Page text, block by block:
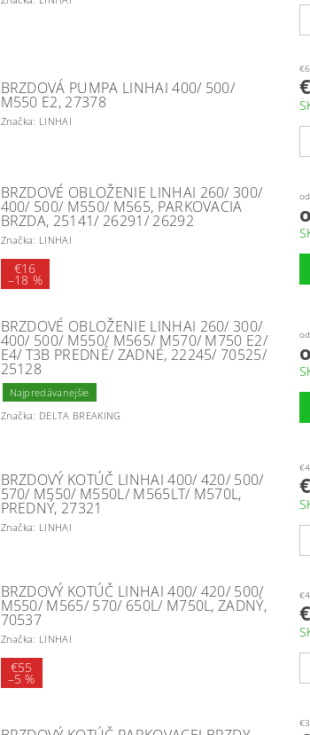
BRZDOVÁ PUMPA LINHAI 400/ 500/
M550 E2, 27378
Značka: LINHAI
BRZDOVÉ OBLOŽENIE LINHAI 260/ 300/
400/ 500/ M550/ M565, PARKOVACIA
BRZDA, 25141/ 26291/ 26292
Značka: LINHAI
€16
–18 %
BRZDOVÉ OBLOŽENIE LINHAI 260/ 300/
400/ 500/ M550/ M565/ M570/ M750 E2/
E4/ T3B PREDNÉ/ ZADNÉ, 22245/ 70525/
25128
Najpredávanejšie
Značka: DELTA BREAKING
BRZDOVÝ KOTÚČ LINHAI 400/ 420/ 500/
570/ M550/ M550L/ M565LT/ M570L,
PREDNÝ, 27321
Značka: LINHAI
BRZDOVÝ KOTÚČ LINHAI 400/ 420/ 500/
M550/ M565/ 570/ 650L/ M750L, ZADNÝ,
70537
Značka: LINHAI
€55
–5 %